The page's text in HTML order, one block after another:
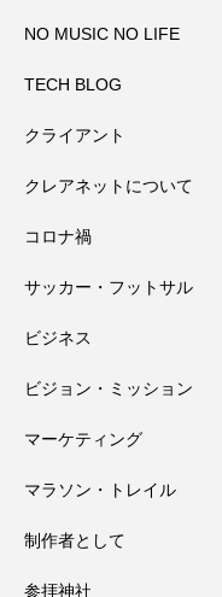
2026.08.01
NO MUSIC NO LIFE
TECH BLOG
クライアント
クレアネットについて
コロナ禍
サッカー・フットサル
ビジネス
ビジョン・ミッション
マーケティング
マラソン・トレイル
制作者として
参拝神社